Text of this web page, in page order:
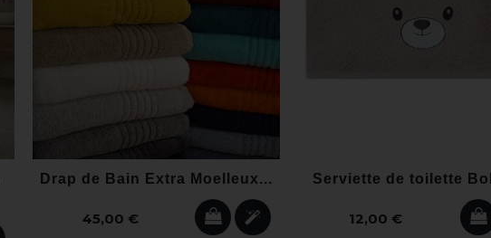
Drap de Bain Extra Moelleux...
45,00 €
Serviette de toilette
12,00 €